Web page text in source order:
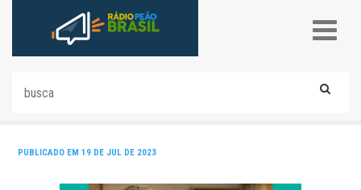
PUBLICADO EM 19 DE JUL DE 2023